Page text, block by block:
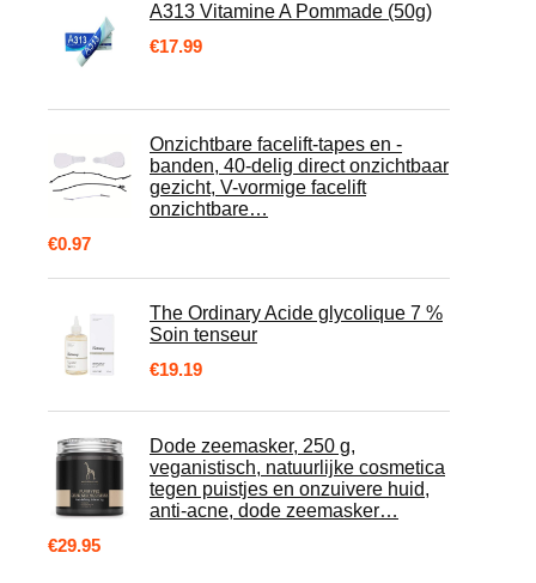
A313 Vitamine A Pommade (50g)
€17.99
Onzichtbare facelift-tapes en -
banden, 40-delig direct onzichtbaar
gezicht, V-vormige facelift
onzichtbare…
€0.97
The Ordinary Acide glycolique 7 %
Soin tenseur
€19.19
Dode zeemasker, 250 g,
veganistisch, natuurlijke cosmetica
tegen puistjes en onzuivere huid,
anti-acne, dode zeemasker…
€29.95